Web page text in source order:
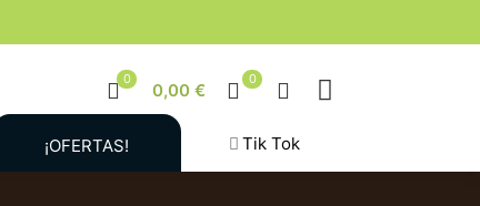
0
0,00 €
0
¡OFERTAS! Tik Tok